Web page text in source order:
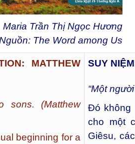
Maria Trần Thị Ngọc Hương
The Word among Us
MATTHEW
sons. (Matthew
beginning for a
SUY
“Một
Đó không
cho một
Giêsu,